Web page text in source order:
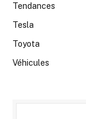
Tendances
Tesla
Toyota
Véhicules